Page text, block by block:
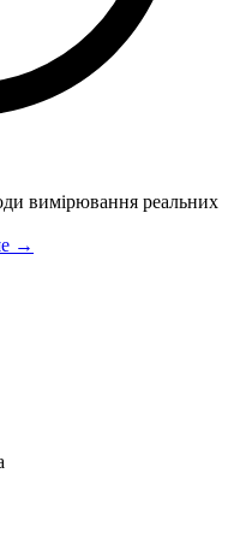
вимірювання реальних
→